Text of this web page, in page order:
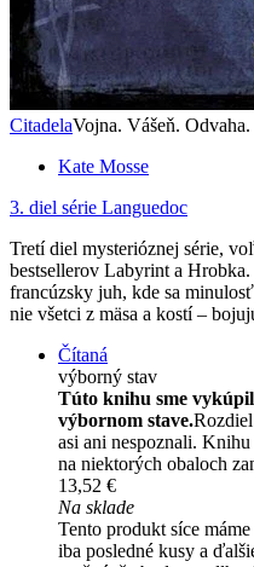
CitadelaVojna. Vášeň. Odvaha.
Kate Mosse
3. diel série Languedoc
Tretí diel mysterióznej série,
bestsellerov Labyrint a
francúzsky juh, kde sa
nie všetci z mäsa a kostí –
Čítaná
výborný stav
Túto knihu sme
výbornom stave.
asi ani nespoznali.
na niektorých obaloch
13,52 €
Na sklade
Tento produkt síce
iba posledné kusy a